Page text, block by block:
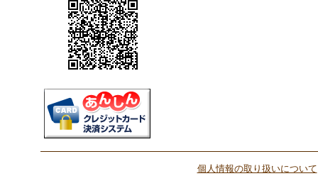
個人情報の取り扱いについて